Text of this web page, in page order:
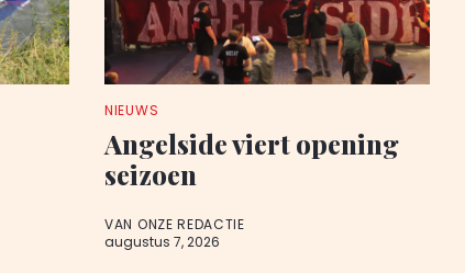
NIEUWS
Angelside viert opening
seizoen
VAN ONZE REDACTIE
augustus 7, 2026